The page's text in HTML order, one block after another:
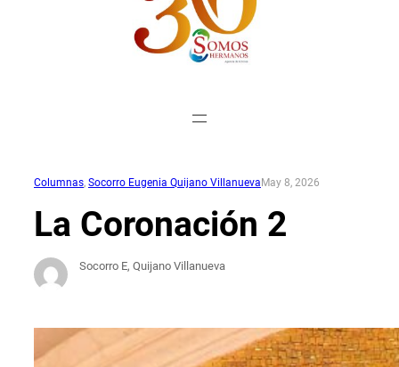
Columnas, Socorro Eugenia Quijano Villanueva May 8, 2026
La Coronación 2
Socorro E, Quijano Villanueva